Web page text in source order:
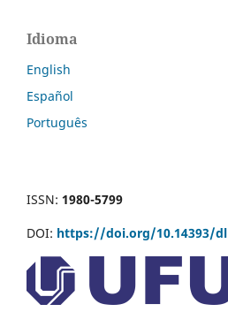
Idioma
English
Español
Português
ISSN: 1980-5799
DOI: https://doi.org/10.14393/dl